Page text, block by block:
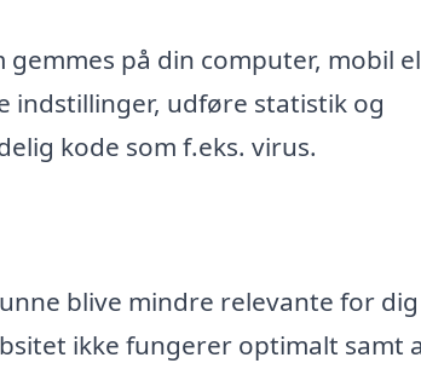
gemmes på din computer, mobil
indstillinger, udføre statistik og
kode som f.eks. virus.
blive mindre relevante for
ikke fungerer optimalt samt